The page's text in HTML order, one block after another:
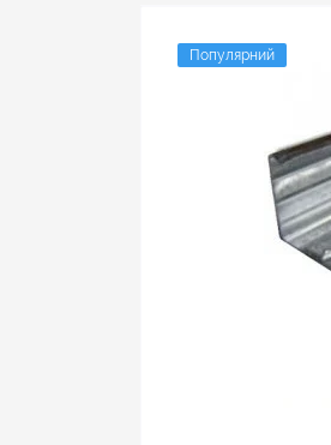
Популярний